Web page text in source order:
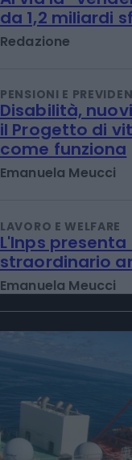
da 1,2 miliardi
Redazione
PENSIONI E
Disabilità,
il Progetto di
come funziona
Emanuela Meucci
LAVORO E WELFARE
L'Inps
straordinario
Emanuela Meucci